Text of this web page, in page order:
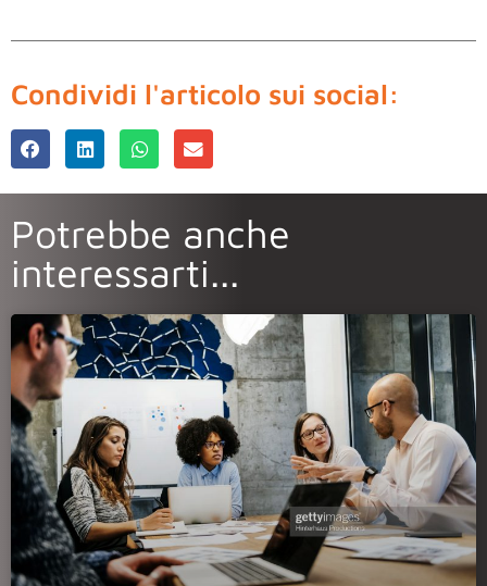
Condividi l'articolo sui social:
Potrebbe anche
interessarti...